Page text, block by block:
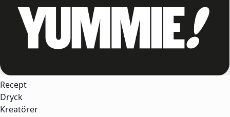
Recept
Dryck
Kreatörer